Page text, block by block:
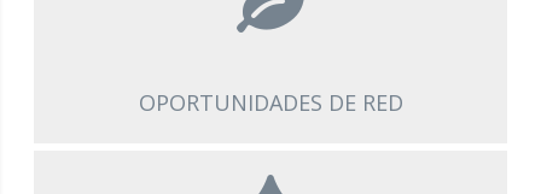
OPORTUNIDADES DE RED
OPORTUNIDADES DE RED